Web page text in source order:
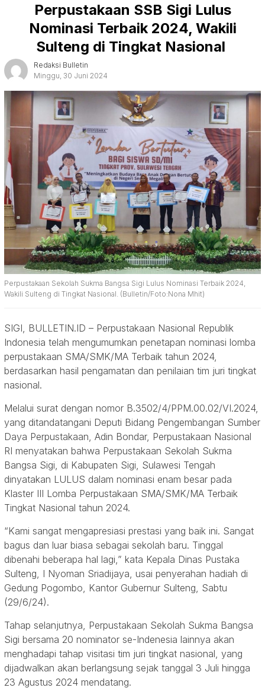
Perpustakaan SSB Sigi Lulus
Nominasi Terbaik 2024, Wakili
Sulteng di Tingkat Nasional
Redaksi Bulletin
Minggu, 30 Juni 2024
Perpustakaan Sekolah Sukma Bangsa Sigi Lulus Nominasi Terbaik 2024,
Wakili Sulteng di Tingkat Nasional. (Bulletin/Foto:Nona Mhit)
SIGI, BULLETIN.ID – Perpustakaan Nasional Republik
Indonesia telah mengumumkan penetapan nominasi lomba
perpustakaan SMA/SMK/MA Terbaik tahun 2024,
berdasarkan hasil pengamatan dan penilaian tim juri tingkat
nasional.
Melalui surat dengan nomor B.3502/4/PPM.00.02/VI.2024,
yang ditandatangani Deputi Bidang Pengembangan Sumber
Daya Perpustakaan, Adin Bondar, Perpustakaan Nasional
RI menyatakan bahwa Perpustakaan Sekolah Sukma
Bangsa Sigi, di Kabupaten Sigi, Sulawesi Tengah
dinyatakan LULUS dalam nominasi enam besar pada
Klaster III Lomba Perpustakaan SMA/SMK/MA Terbaik
Tingkat Nasional tahun 2024.
“Kami sangat mengapresiasi prestasi yang baik ini. Sangat
bagus dan luar biasa sebagai sekolah baru. Tinggal
dibenahi beberapa hal lagi,” kata Kepala Dinas Pustaka
Sulteng, I Nyoman Sriadijaya, usai penyerahan hadiah di
Gedung Pogombo, Kantor Gubernur Sulteng, Sabtu
(29/6/24).
Tahap selanjutnya, Perpustakaan Sekolah Sukma Bangsa
Sigi bersama 20 nominator se-Indenesia lainnya akan
menghadapi tahap visitasi tim juri tingkat nasional, yang
dijadwalkan akan berlangsung sejak tanggal 3 Juli hingga
23 Agustus 2024 mendatang.